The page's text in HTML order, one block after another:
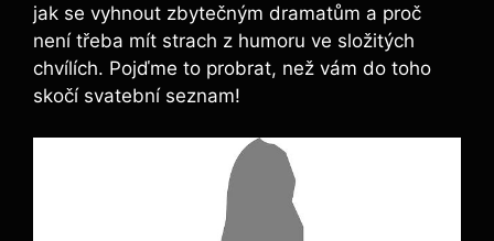
jak se vyhnout zbytečným dramatům a proč
není třeba mít strach z humoru ve složitých
chvílích. Pojďme to probrat, než vám do toho
skočí svatební seznam!